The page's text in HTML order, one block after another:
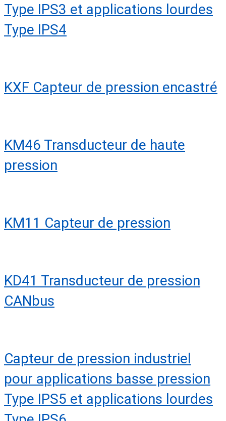
Type IPS3 et applications lourdes
Type IPS4
KXF Capteur de pression encastré
KM46 Transducteur de haute
pression
KM11 Capteur de pression
KD41 Transducteur de pression
CANbus
Capteur de pression industriel
pour applications basse pression
Type IPS5 et applications lourdes